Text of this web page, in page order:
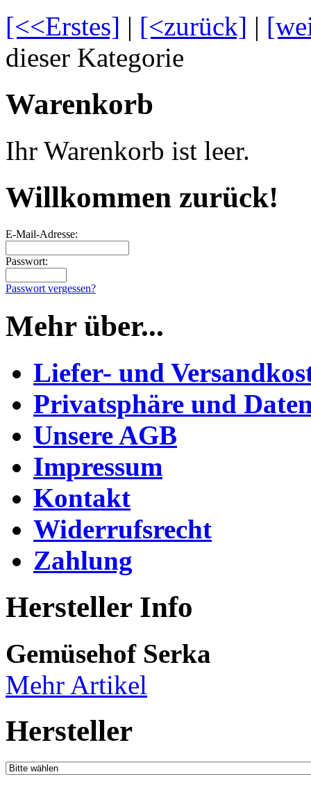
[<<Erstes] | [<zurück] |
dieser Kategorie
Warenkorb
Ihr Warenkorb ist leer.
Willkommen zurück!
E-Mail-Adresse:
Passwort:
Passwort vergessen?
Mehr über...
Liefer- und
Privatsphäre und
Unsere AGB
Impressum
Kontakt
Widerrufsrecht
Zahlung
Hersteller Info
Gemüsehof Serka
Mehr Artikel
Hersteller